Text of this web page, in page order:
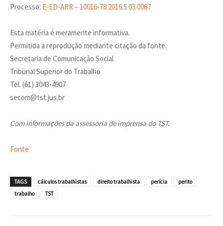
Processo: E-ED-ARR – 10016-78.2016.5.03.0087
Esta matéria é meramente informativa.
Permitida a reprodução mediante citação da fonte.
Secretaria de Comunicação Social
Tribunal Superior do Trabalho
Tel. (61) 3043-4907
secom@tst.jus.br
Com informações da assessoria de imprensa do TST.
Fonte
TAGS cálculos trabalhistas direito trabalhista perícia
perito
trabalho
TST